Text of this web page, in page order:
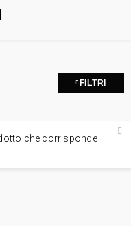
FILTRI
che corrisponde